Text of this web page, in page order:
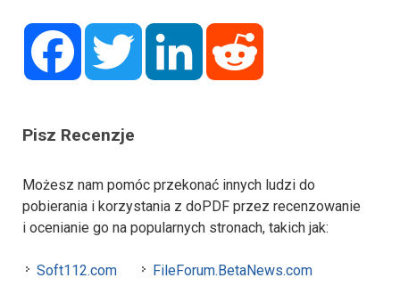
Facebook Twitter LinkedIn
Pisz Recenzje
Możesz nam pomóc przekonać innych ludzi do
pobierania i korzystania z doPDF przez recenzowanie
i ocenianie go na popularnych stronach, takich jak:
Soft112.com
FileForum.BetaNews.com